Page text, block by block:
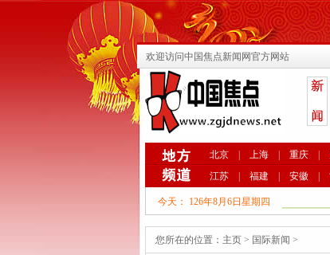
欢迎访问中国焦点新闻网官方网站
北京 上海 重庆
江苏
福建 安徽
今天： 126年8月6日星期四
您所在的位置： 主页 > 国际新闻 >